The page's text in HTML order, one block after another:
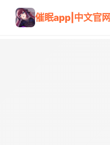
催眠app|中文官网